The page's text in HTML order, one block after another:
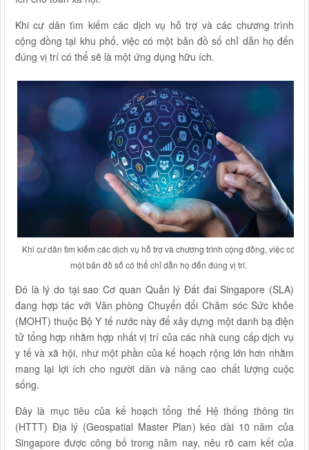
Khi cư dân tìm kiếm các dịch vụ hỗ trợ và các chương trình
cộng đồng tại khu phố, việc có một bản đồ số chỉ dẫn họ đến
đúng vị trí có thể sẽ là một ứng dụng hữu ích.
Khi cư dân tìm kiếm các dịch vụ hỗ trợ và chương trình cộng đồng, việc có
một bản đồ số có thể chỉ dẫn họ đến đúng vị trí.
Đó là lý do tại sao Cơ quan Quản lý Đất đai Singapore (SLA)
đang hợp tác với Văn phòng Chuyển đổi Chăm sóc Sức khỏe
(MOHT) thuộc Bộ Y tế nước này để xây dựng một danh bạ điện
tử tổng hợp nhằm hợp nhất vị trí của các nhà cung cấp dịch vụ
y tế và xã hội, như một phần của kế hoạch rộng lớn hơn nhằm
mang lại lợi ích cho người dân và nâng cao chất lượng cuộc
sống.
Đây là mục tiêu của kế hoạch tổng thể Hệ thống thông tin
(HTTT) Địa lý (Geospatial Master Plan) kéo dài 10 năm của
Singapore được công bố trong năm nay, nêu rõ cam kết của